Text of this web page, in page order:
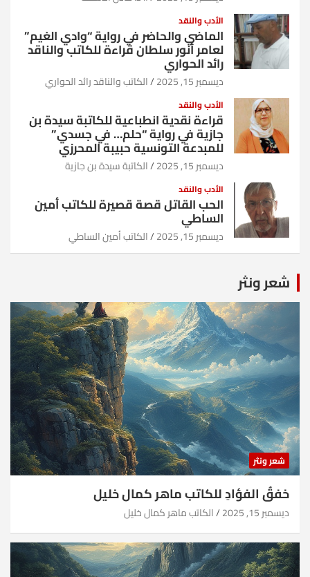
الأدب والنقد
الماضي والحاضر في رواية “وادي الغيم”
لعامر أنور سلطان قراءة للكاتب والناقد
رائد الحواري
ديسمبر 15, 2025 الكاتب والناقد رائد الحواري
الأدب والنقد
قراءة نقدية انطباعية للكاتبة سيدة بن
جازية في رواية “حلم… في جسدي”
للمبدعة التونسية حبيبة المحرزي
ديسمبر 15, 2025 الكاتبة سيدة بن جازية
الأدب والنقد
الحب القاتل قصة قصيرة للكاتب أمين
الساطي
ديسمبر 15, 2025 الكاتب أمين الساطي
شعر ونثر
شعر ونثر
خفقُ الفؤادِ للكاتب ماهر كمال خليل
ديسمبر 15, 2025 الكاتب ماهر كمال خليل